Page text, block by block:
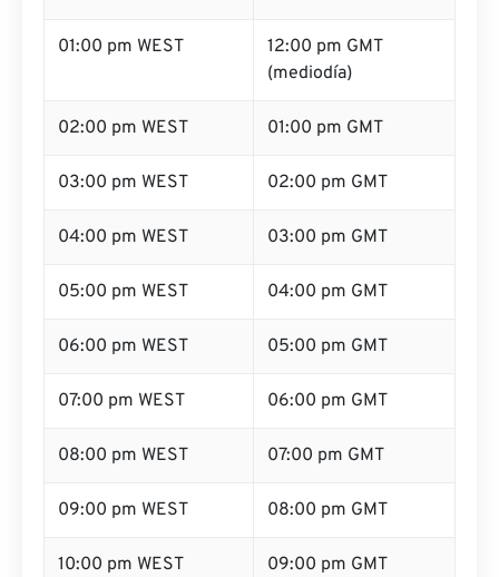
01:00 pm WEST
12:00 pm GMT
(mediodía)
02:00 pm WEST 01:00 pm GMT
03:00 pm WEST 02:00 pm GMT
04:00 pm WEST 03:00 pm GMT
05:00 pm WEST 04:00 pm GMT
06:00 pm WEST 05:00 pm GMT
07:00 pm WEST 06:00 pm GMT
08:00 pm WEST 07:00 pm GMT
09:00 pm WEST 08:00 pm GMT
10:00 pm WEST 09:00 pm GMT